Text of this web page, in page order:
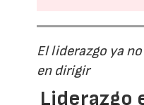
El liderazgo ya
en dirigir
Liderazgo